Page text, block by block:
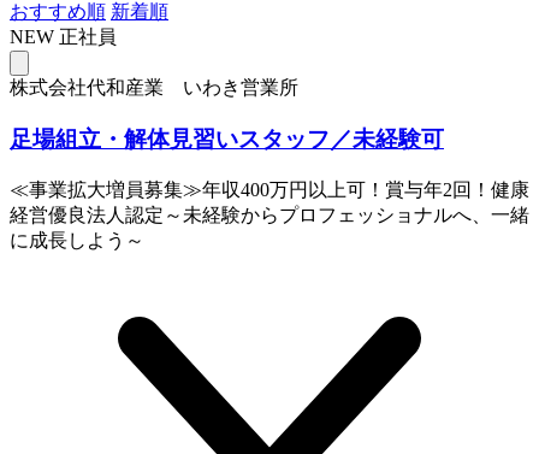
おすすめ順 新着順
NEW 正社員
株式会社代和産業 いわき営業所
足場組立・解体見習いスタッフ／未経験可
≪事業拡大増員募集≫年収400万円以上可！賞与年2回！健康
経営優良法人認定～未経験からプロフェッショナルへ、一緒
に成長しよう～